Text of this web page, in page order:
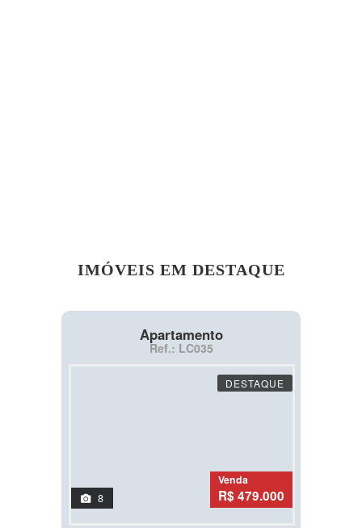
IMÓVEIS EM DESTAQUE
Apartamento
Ref.: LC035
DESTAQUE
8
Venda
R$ 479.000